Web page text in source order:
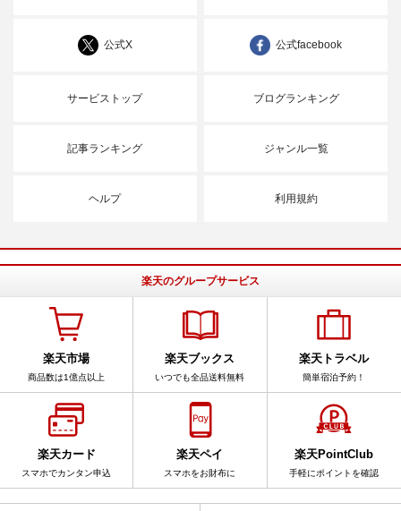
公式X 公式facebook
サービストップ ブログランキング
記事ランキング ジャンル一覧
ヘルプ 利用規約
楽天のグループサービス
楽天市場
商品数は1億点以上
楽天ブックス
いつでも全品送料無料
楽天トラベル
簡単宿泊予約！
楽天カード
スマホでカンタン申込
楽天ペイ
スマホをお財布に
楽天PointClub
手軽にポイントを確認